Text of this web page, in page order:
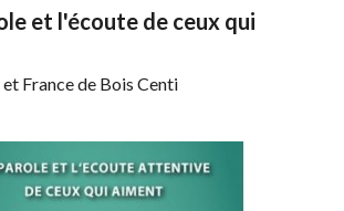
et l'écoute de ceux qui
France de Bois Centi